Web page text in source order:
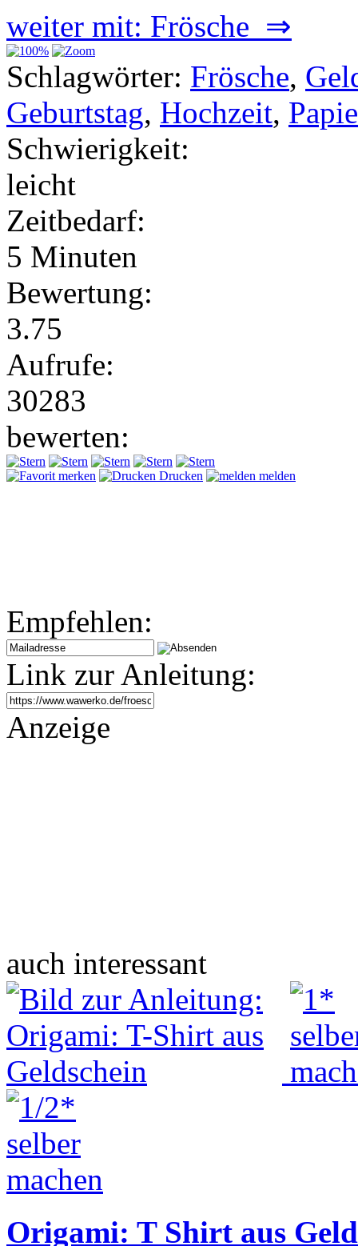
weiter mit: Frösche ⇒
Schlagwörter: Frösche,
Geburtstag, Hochzeit,
Schwierigkeit:
leicht
Zeitbedarf:
5 Minuten
Bewertung:
3.75
Aufrufe:
30283
bewerten:
merken Drucken melden
Empfehlen:
Link zur Anleitung:
Anzeige
auch interessant
Origami: T Shirt aus